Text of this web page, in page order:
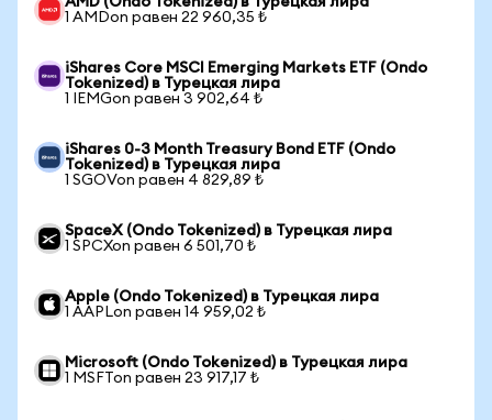
1 AMDon равен 22 960,35 ₺
iShares Core MSCI Emerging Markets ETF (Ondo
Tokenized) в Турецкая лира
1 IEMGon равен 3 902,64 ₺
iShares 0-3 Month Treasury Bond ETF (Ondo
Tokenized) в Турецкая лира
1 SGOVon равен 4 829,89 ₺
SpaceX (Ondo Tokenized) в Турецкая лира
1 SPCXon равен 6 501,70 ₺
Apple (Ondo Tokenized) в Турецкая лира
1 AAPLon равен 14 959,02 ₺
Microsoft (Ondo Tokenized) в Турецкая лира
1 MSFTon равен 23 917,17 ₺